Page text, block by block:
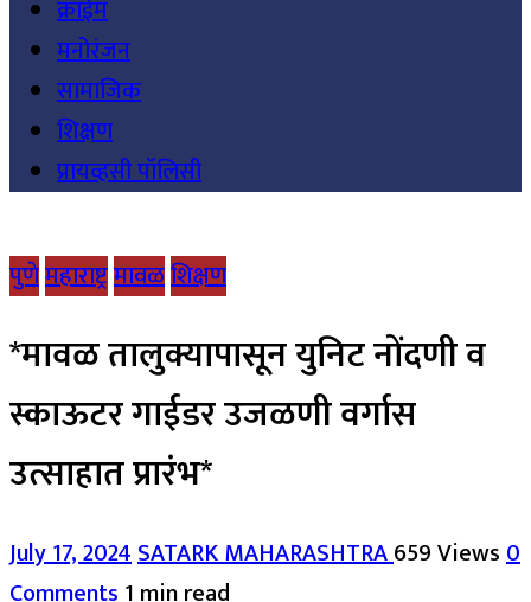
क्राईम
मनोरंजन
सामाजिक
शिक्षण
प्रायव्हसी पॉलिसी
पुणेमहाराष्ट्रमावळशिक्षण
*मावळ तालुक्यापासून युनिट नोंदणी व
स्काऊटर गाईडर उजळणी वर्गास
उत्साहात प्रारंभ*
July 17, 2024SATARK MAHARASHTRA659 Views0
Comments1 min read